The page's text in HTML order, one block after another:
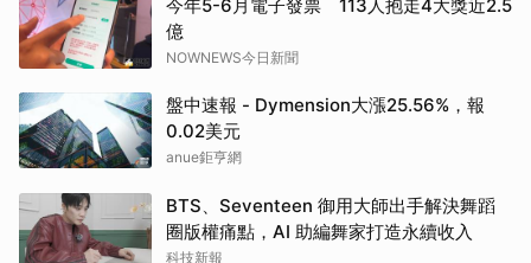
今年5-6月電子發票 113人抱走4大獎近2.5
億
NOWNEWS今日新聞
盤中速報 - Dymension大漲25.56%，報
0.02美元
anue鉅亨網
BTS、Seventeen 御用大師出手解決舞蹈
圈版權痛點，AI 助編舞家打造永續收入
科技新報